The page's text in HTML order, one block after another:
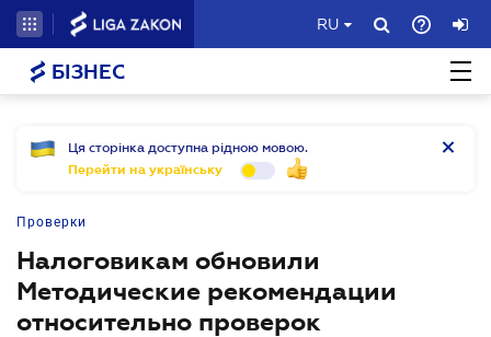
RU
БІЗНЕС
Ця сторінка доступна рідною мовою.
Перейти на українську
Проверки
Налоговикам обновили
Методические рекомендации
относительно проверок